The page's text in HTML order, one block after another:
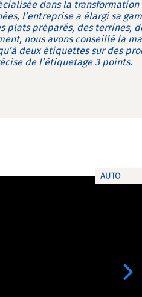
dans la
l’entreprise a élargi sa
plats préparés, des terrines,
nous avons conseillé la
deux étiquettes sur des
de l’étiquetage 3 points.
AUTO
Next